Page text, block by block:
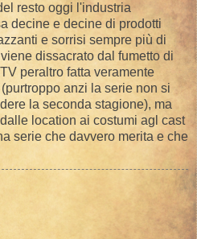
resto oggi l'industria
decine e decine di prodotti
e sorrisi sempre più di
dissacrato dal fumetto di
peraltro fatta veramente
anzi la serie non si
la seconda stagione), ma
location ai costumi agl cast
serie che davvero merita e che